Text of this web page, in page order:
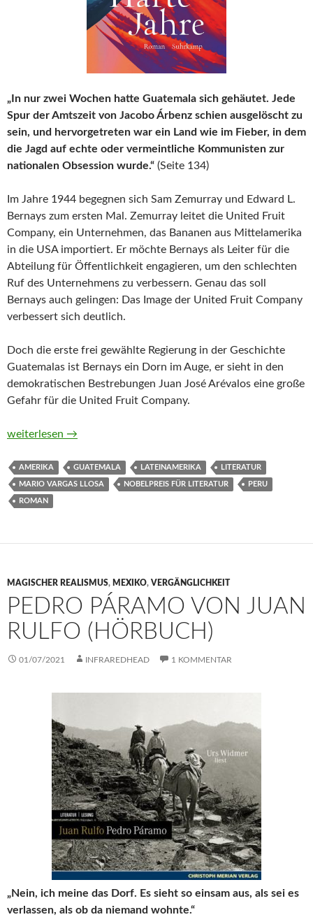
„In nur zwei Wochen hatte Guatemala sich gehäutet. Jede
Spur der Amtszeit von Jacobo Árbenz schien ausgelöscht zu
sein, und hervorgetreten war ein Land wie im Fieber, in dem
die Jagd auf echte oder vermeintliche Kommunisten zur
nationalen Obsession wurde.“ (Seite 134)
Im Jahre 1944 begegnen sich Sam Zemurray und Edward L.
Bernays zum ersten Mal. Zemurray leitet die United Fruit
Company, ein Unternehmen, das Bananen aus Mittelamerika
in die USA importiert. Er möchte Bernays als Leiter für die
Abteilung für Öffentlichkeit engagieren, um den schlechten
Ruf des Unternehmens zu verbessern. Genau das soll
Bernays auch gelingen: Das Image der United Fruit Company
verbessert sich deutlich.
Doch die erste frei gewählte Regierung in der Geschichte
Guatemalas ist Bernays ein Dorn im Auge, er sieht in den
demokratischen Bestrebungen Juan José Arévalos eine große
Gefahr für die United Fruit Company.
Harte Jahre von Mario Vargas Llosa
weiterlesen →
AMERIKA GUATEMALA LATEINAMERIKA LITERATUR
MARIO VARGAS LLOSA NOBELPREIS FÜR LITERATUR PERU
ROMAN
MAGISCHER REALISMUS, MEXIKO, VERGÄNGLICHKEIT
PEDRO PÁRAMO VON JUAN
RULFO (HÖRBUCH)
01/07/2021 INFRAREDHEAD 1 KOMMENTAR
„Nein, ich meine das Dorf. Es sieht so einsam aus, als sei es
verlassen, als ob da niemand wohnte.“